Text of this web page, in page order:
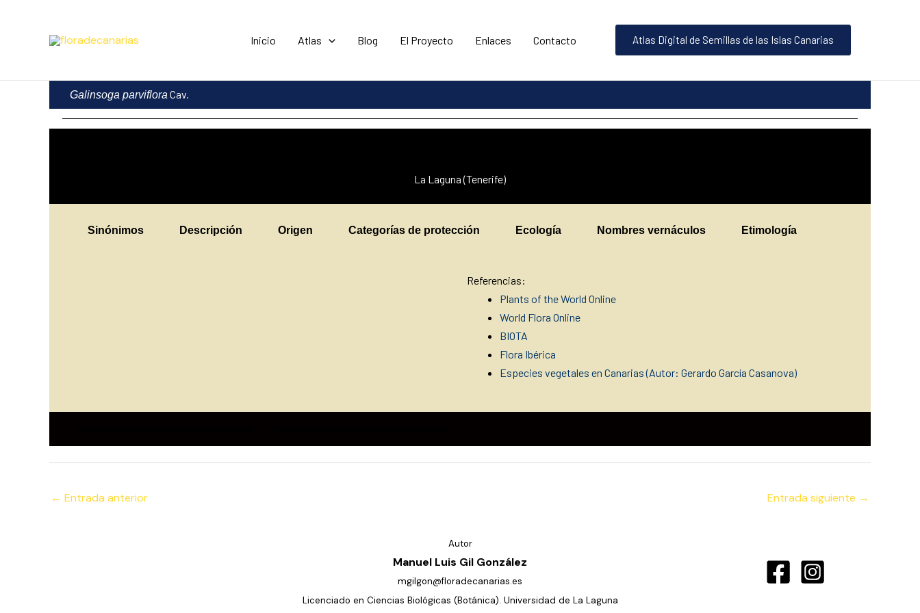
contenido
Inicio Atlas Blog El Proyecto Enlaces Contacto Atlas Digital de Semillas de las Islas Canarias
Galinsoga parviflora Cav.
La Laguna (Tenerife)
Sinónimos Descripción Origen Categorías de protección Ecología Nombres vernáculos Etimología
Referencias:
Plants of the World Online
World Flora Online
BIOTA
Flora Ibérica
Especies vegetales en Canarias (Autor: Gerardo García Casanova)
← Entrada anterior Entrada siguiente →
Autor
Manuel Luis Gil González
mgilgon@floradecanarias.es
Licenciado en Ciencias Biológicas (Botánica). Universidad de La Laguna